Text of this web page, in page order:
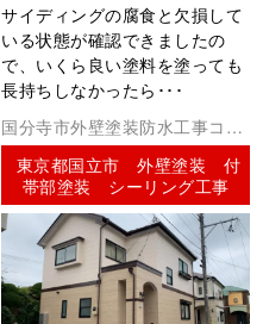
サイディングの腐食と欠損して
いる状態が確認できましたの
で、いくら良い塗料を塗っても
長持ちしなかったら･･･
国分寺市外壁塗装防水工事コー
キング（シーリング）
東京都国立市 外壁塗装 付
帯部塗装 シーリング工事